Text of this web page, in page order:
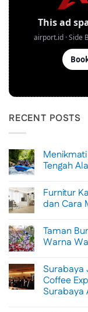
RECENT POSTS
Tengah
on
Menikmati
Sisi
Lewat
Rafting
di
Ubud
Furnitur
dan Cara
on
Furnitur
Kayu
Kenali
Penyebab
dan
Cara
Taman
Warna
on
Taman
Bunga
di
Surabaya
Coffee
Surabaya